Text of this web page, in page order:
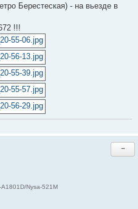
Берестеская) - на вьезде в
!!!
Nysa-521M
−